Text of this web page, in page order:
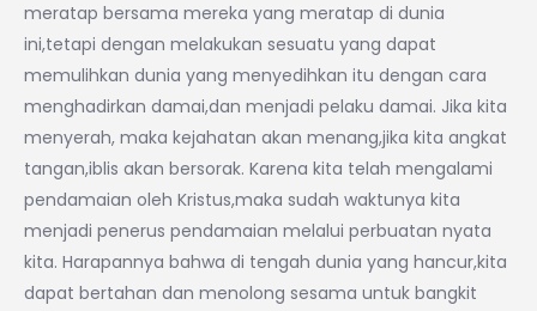
meratap bersama mereka yang meratap di dunia
ini,tetapi dengan melakukan sesuatu yang dapat
memulihkan dunia yang menyedihkan itu dengan cara
menghadirkan damai,dan menjadi pelaku damai. Jika kita
menyerah, maka kejahatan akan menang,jika kita angkat
tangan,iblis akan bersorak. Karena kita telah mengalami
pendamaian oleh Kristus,maka sudah waktunya kita
menjadi penerus pendamaian melalui perbuatan nyata
kita. Harapannya bahwa di tengah dunia yang hancur,kita
dapat bertahan dan menolong sesama untuk bangkit